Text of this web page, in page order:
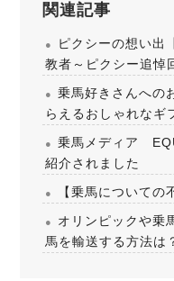
関連記事
ピクシーの想い出
教者～ピクシー追悼
乗馬好きさんへの
らえるおしゃれなギ
乗馬メディア
紹介されました
【乗馬についての
オリンピックや乗
馬を輸送する方法は